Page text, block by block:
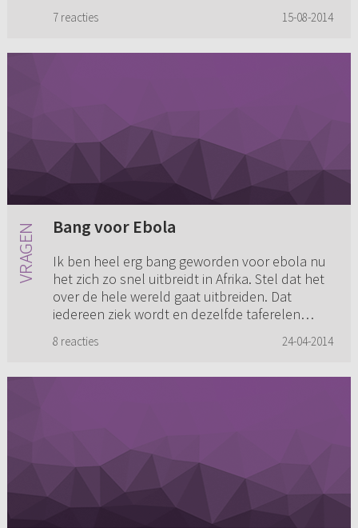
7 reacties 15-08-2014
Bang voor Ebola
Ik ben heel erg bang geworden voor ebola nu
het zich zo snel uitbreidt in Afrika. Stel dat het
over de hele wereld gaat uitbreiden. Dat
iedereen ziek wordt en dezelfde taferelen
8 reacties 24-04-2014